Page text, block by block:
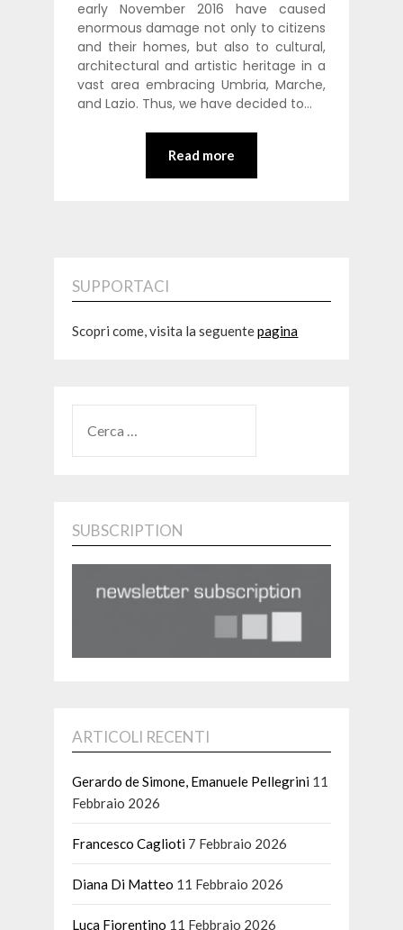
early November 2016 have caused
enormous damage not only to citizens
and their homes, but also to cultural,
architectural and artistic heritage in a
vast area embracing Umbria, Marche,
and Lazio. Thus, we have decided to…
Read more
SUPPORTACI
Scopri come, visita la seguentepagina
PER:
SUBSCRIPTION
ARTICOLI RECENTI
Gerardo de Simone, Emanuele Pellegrini 11
Febbraio 2026
Francesco Caglioti 7 Febbraio 2026
Diana Di Matteo 11 Febbraio 2026
Luca Fiorentino 11 Febbraio 2026